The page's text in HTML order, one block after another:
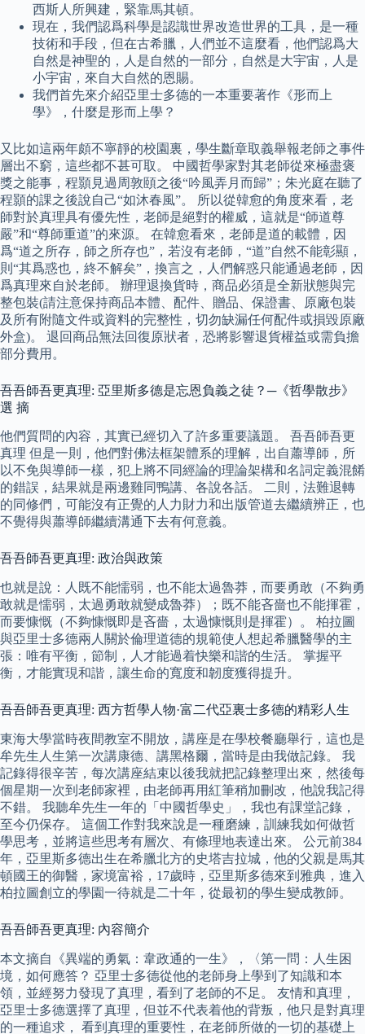
西斯人所興建，緊靠馬其頓。
現在，我們認爲科學是認識世界改造世界的工具，是一種
技術和手段，但在古希臘，人們並不這麼看，他們認爲大
自然是神聖的，人是自然的一部分，自然是大宇宙，人是
小宇宙，來自大自然的恩賜。
我們首先來介紹亞里士多德的一本重要著作《形而上
學》，什麼是形而上學？
又比如這兩年頗不寧靜的校園裏，學生斷章取義舉報老師之事件
層出不窮，這些都不甚可取。 中國哲學家對其老師從來極盡褒
獎之能事，程顥見過周敦頤之後“吟風弄月而歸”；朱光庭在聽了
程顥的課之後說自己“如沐春風”。 所以從韓愈的角度來看，老
師對於真理具有優先性，老師是絕對的權威，這就是“師道尊
嚴”和“尊師重道”的來源。 在韓愈看來，老師是道的載體，因
爲“道之所存，師之所存也”，若沒有老師，“道”自然不能彰顯，
則“其爲惑也，終不解矣”，換言之，人們解惑只能通過老師，因
爲真理來自於老師。 辦理退換貨時，商品必須是全新狀態與完
整包裝(請注意保持商品本體、配件、贈品、保證書、原廠包裝
及所有附隨文件或資料的完整性，切勿缺漏任何配件或損毀原廠
外盒)。 退回商品無法回復原狀者，恐將影響退貨權益或需負擔
部分費用。
吾吾師吾更真理: 亞里斯多德是忘恩負義之徒？─《哲學散步》
選 摘
他們質問的內容，其實已經切入了許多重要議題。 吾吾師吾更
真理 但是一則，他們對佛法框架體系的理解，出自蕭導師，所
以不免與導師一樣，犯上將不同經論的理論架構和名詞定義混餚
的錯誤，結果就是兩邊雞同鴨講、各說各話。 二則，法難退轉
的同修們，可能沒有正覺的人力財力和出版管道去繼續辨正，也
不覺得與蕭導師繼續溝通下去有何意義。
吾吾師吾更真理: 政治與政策
也就是說：人既不能懦弱，也不能太過魯莽，而要勇敢（不夠勇
敢就是懦弱，太過勇敢就變成魯莽）；既不能吝嗇也不能揮霍，
而要慷慨（不夠慷慨即是吝嗇，太過慷慨則是揮霍）。 柏拉圖
與亞里士多德兩人關於倫理道德的規範使人想起希臘醫學的主
張：唯有平衡，節制，人才能過着快樂和諧的生活。 掌握平
衡，才能實現和諧，讓生命的寬度和韌度獲得提升。
吾吾師吾更真理: 西方哲學人物·富二代亞裏士多德的精彩人生
東海大學當時夜間教室不開放，講座是在學校餐廳舉行，這也是
牟先生人生第一次講康德、講黑格爾，當時是由我做記錄。 我
記錄得很辛苦，每次講座結束以後我就把記錄整理出來，然後每
個星期一次到老師家裡，由老師再用紅筆稍加刪改，他說我記得
不錯。 我聽牟先生一年的「中國哲學史」，我也有課堂記錄，
至今仍保存。 這個工作對我來說是一種磨練，訓練我如何做哲
學思考，並將這些思考有層次、有條理地表達出來。 公元前384
年，亞里斯多德出生在希臘北方的史塔吉拉城，他的父親是馬其
頓國王的御醫，家境富裕，17歲時，亞里斯多德來到雅典，進入
柏拉圖創立的學園一待就是二十年，從最初的學生變成教師。
吾吾師吾更真理: 內容簡介
本文摘自《異端的勇氣：韋政通的一生》，〈第一問：人生困
境，如何應答？ 亞里士多德從他的老師身上學到了知識和本
領，並經努力發現了真理，看到了老師的不足。 友情和真理，
亞里士多德選擇了真理，但並不代表着他的背叛，他只是對真理
的一種追求， 看到真理的重要性，在老師所做的一切的基礎上